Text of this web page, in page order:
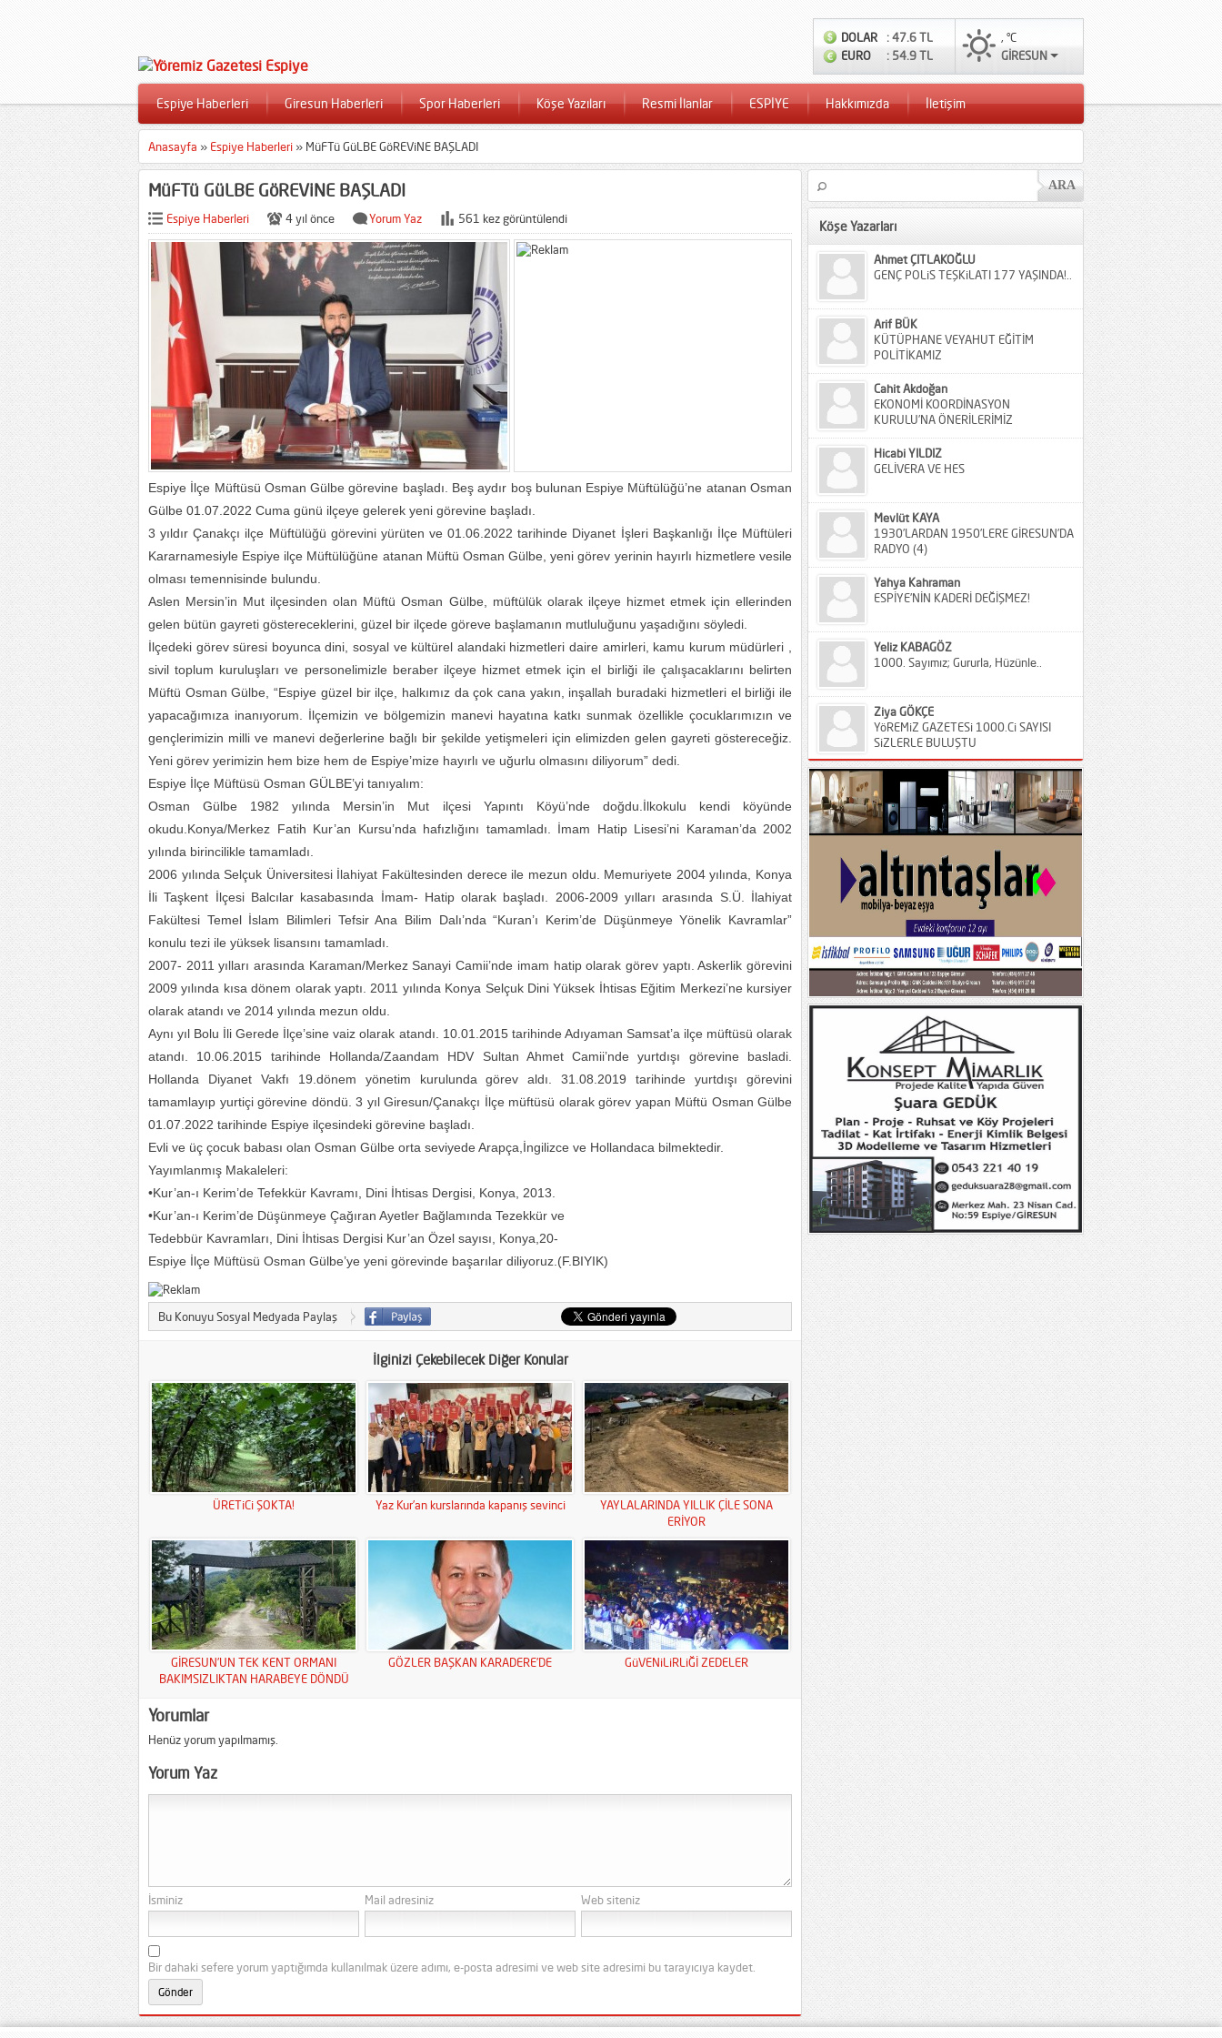
DOLAR
: 47.6 TL
EURO
: 54.9 TL
, °C
GİRESUN
Espiye Haberleri Giresun Haberleri Spor Haberleri Köşe Yazıları Resmi İlanlar ESPİYE Hakkımızda İletişim
Anasayfa » Espiye Haberleri » MüFTü GüLBE GöREViNE BAŞLADI
MüFTü GüLBE GöREViNE BAŞLADI
Espiye Haberleri 4 yıl önce Yorum Yaz 561 kez görüntülendi
Espiye İlçe Müftüsü Osman Gülbe görevine başladı. Beş aydır boş bulunan Espiye Müftülüğü’ne atanan Osman
Gülbe 01.07.2022 Cuma günü ilçeye gelerek yeni görevine başladı.
3 yıldır Çanakçı ilçe Müftülüğü görevini yürüten ve 01.06.2022 tarihinde Diyanet İşleri Başkanlığı İlçe Müftüleri
Kararnamesiyle Espiye ilçe Müftülüğüne atanan Müftü Osman Gülbe, yeni görev yerinin hayırlı hizmetlere vesile
olması temennisinde bulundu.
Aslen Mersin’in Mut ilçesinden olan Müftü Osman Gülbe, müftülük olarak ilçeye hizmet etmek için ellerinden
gelen bütün gayreti göstereceklerini, güzel bir ilçede göreve başlamanın mutluluğunu yaşadığını söyledi.
İlçedeki görev süresi boyunca dini, sosyal ve kültürel alandaki hizmetleri daire amirleri, kamu kurum müdürleri ,
sivil toplum kuruluşları ve personelimizle beraber ilçeye hizmet etmek için el birliği ile çalışacaklarını belirten
Müftü Osman Gülbe, “Espiye güzel bir ilçe, halkımız da çok cana yakın, inşallah buradaki hizmetleri el birliği ile
yapacağımıza inanıyorum. İlçemizin ve bölgemizin manevi hayatına katkı sunmak özellikle çocuklarımızın ve
gençlerimizin milli ve manevi değerlerine bağlı bir şekilde yetişmeleri için elimizden gelen gayreti göstereceğiz.
Yeni görev yerimizin hem bize hem de Espiye’mize hayırlı ve uğurlu olmasını diliyorum” dedi.
Espiye İlçe Müftüsü Osman GÜLBE’yi tanıyalım:
Osman Gülbe 1982 yılında Mersin’in Mut ilçesi Yapıntı Köyü’nde doğdu.İlkokulu kendi köyünde
okudu.Konya/Merkez Fatih Kur’an Kursu’nda hafızlığını tamamladı. İmam Hatip Lisesi’ni Karaman’da 2002
yılında birincilikle tamamladı.
2006 yılında Selçuk Üniversitesi İlahiyat Fakültesinden derece ile mezun oldu. Memuriyete 2004 yılında, Konya
İli Taşkent İlçesi Balcılar kasabasında İmam- Hatip olarak başladı. 2006-2009 yılları arasında S.Ü. İlahiyat
Fakültesi Temel İslam Bilimleri Tefsir Ana Bilim Dalı’nda “Kuran’ı Kerim’de Düşünmeye Yönelik Kavramlar”
konulu tezi ile yüksek lisansını tamamladı.
2007- 2011 yılları arasında Karaman/Merkez Sanayi Camii’nde imam hatip olarak görev yaptı. Askerlik görevini
2009 yılında kısa dönem olarak yaptı. 2011 yılında Konya Selçuk Dini Yüksek İhtisas Eğitim Merkezi’ne kursiyer
olarak atandı ve 2014 yılında mezun oldu.
Aynı yıl Bolu İli Gerede İlçe’sine vaiz olarak atandı. 10.01.2015 tarihinde Adıyaman Samsat’a ilçe müftüsü olarak
atandı. 10.06.2015 tarihinde Hollanda/Zaandam HDV Sultan Ahmet Camii’nde yurtdışı görevine basladi.
Hollanda Diyanet Vakfı 19.dönem yönetim kurulunda görev aldı. 31.08.2019 tarihinde yurtdışı görevini
tamamlayıp yurtiçi görevine döndü. 3 yıl Giresun/Çanakçı İlçe müftüsü olarak görev yapan Müftü Osman Gülbe
01.07.2022 tarihinde Espiye ilçesindeki görevine başladı.
Evli ve üç çocuk babası olan Osman Gülbe orta seviyede Arapça,İngilizce ve Hollandaca bilmektedir.
Yayımlanmış Makaleleri:
•Kur’an-ı Kerim’de Tefekkür Kavramı, Dini İhtisas Dergisi, Konya, 2013.
•Kur’an-ı Kerim’de Düşünmeye Çağıran Ayetler Bağlamında Tezekkür ve
Tedebbür Kavramları, Dini İhtisas Dergisi Kur’an Özel sayısı, Konya,20-
Espiye İlçe Müftüsü Osman Gülbe’ye yeni görevinde başarılar diliyoruz.(F.BIYIK)
Bu Konuyu Sosyal Medyada Paylaş
İlginizi Çekebilecek Diğer Konular
ÜRETiCi ŞOKTA! Yaz Kur’an kurslarında kapanış sevinci
YAYLALARINDA YILLIK ÇİLE SONA
ERİYOR
GİRESUN’UN TEK KENT ORMANI
BAKIMSIZLIKTAN HARABEYE DÖNDÜ
GÖZLER BAŞKAN KARADERE’DE GüVENiLiRLiĞİ ZEDELER
Yorumlar
Henüz yorum yapılmamış.
Yorum Yaz
İsminiz Mail adresiniz Web siteniz
Bir dahaki sefere yorum yaptığımda kullanılmak üzere adımı, e-posta adresimi ve web site adresimi bu tarayıcıya kaydet.
Köşe Yazarları
Ahmet ÇITLAKOĞLU
GENÇ POLiS TEŞKiLATI 177 YAŞINDA!..
Arif BÜK
KÜTÜPHANE VEYAHUT EĞİTİM
POLİTİKAMIZ
Cahit Akdoğan
EKONOMİ KOORDİNASYON
KURULU’NA ÖNERİLERİMİZ
Hicabi YILDIZ
GELİVERA VE HES
Mevlüt KAYA
1930’LARDAN 1950’LERE GİRESUN’DA
RADYO (4)
Yahya Kahraman
ESPİYE’NİN KADERİ DEĞİŞMEZ!
Yeliz KABAGÖZ
1000. Sayımız; Gururla, Hüzünle..
Ziya GÖKÇE
YöREMiZ GAZETESi 1000.Ci SAYISI
SiZLERLE BULUŞTU